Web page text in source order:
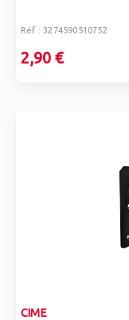
Réf : 3274590510752
2,90 €
CIME